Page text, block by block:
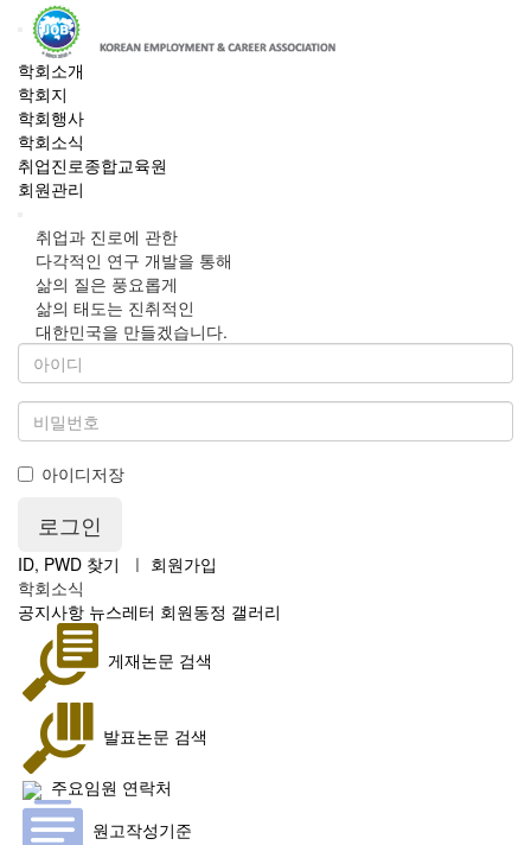
학회소개
학회지
학회행사
학회소식
취업진로종합교육원
회원관리
취업과 진로에 관한
다각적인 연구 개발을 통해
삶의 질은 풍요롭게
삶의 태도는 진취적인
대한민국을 만들겠습니다.
아이디저장
ID, PWD 찾기 ㅣ 회원가입
학회소식
공지사항 뉴스레터 회원동정 갤러리
게재논문 검색
발표논문 검색
주요임원 연락처
원고작성기준